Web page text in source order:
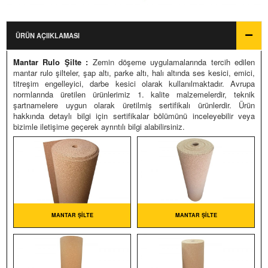
Siparişler Hakkında
ÜRÜN AÇIIKLAMASI
Mantar Rulo Şilte : Zemin döşeme uygulamalarında tercih edilen
mantar rulo şilteler, şap altı, parke altı, halı altında ses kesici, emici,
titreşim engelleyici, darbe kesici olarak kullanılmaktadır. Avrupa
normlarında üretilen ürünlerimiz 1. kalite malzemelerdir, teknik
şartnamelere uygun olarak üretilmiş sertifikalı ürünlerdir. Ürün
hakkında detaylı bilgi için sertifikalar bölümünü inceleyebilir veya
bizimle iletişime geçerek ayrıntılı bilgi alabilirsiniz.
MANTAR ŞILTE MANTAR ŞILTE
RULO ŞILTE
SES BARIYERI
DIFÜZÖRLER
YALITIM KABINLERI
YALITIM ŞILTESI
KAUÇUK ŞILTE
ZEMIN KAROLARI
KÖPÜK ŞILTELER
SÜNGER YAPIŞTIRICI
AĞIR KAUÇUK BARIYER